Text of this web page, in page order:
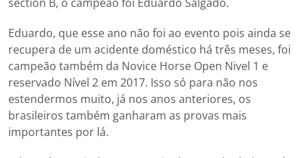
Eduardo, que esse ano não foi ao evento pois ainda se
recupera de um acidente doméstico há três meses, foi
campeão também da Novice Horse Open Nivel 1 e
reservado Nível 2 em 2017. Isso só para não nos
estendermos muito, já nos anos anteriores, os
brasileiros também ganharam as provas mais
importantes por lá.